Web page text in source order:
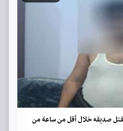
صديقه خلال أقل من ساعة من